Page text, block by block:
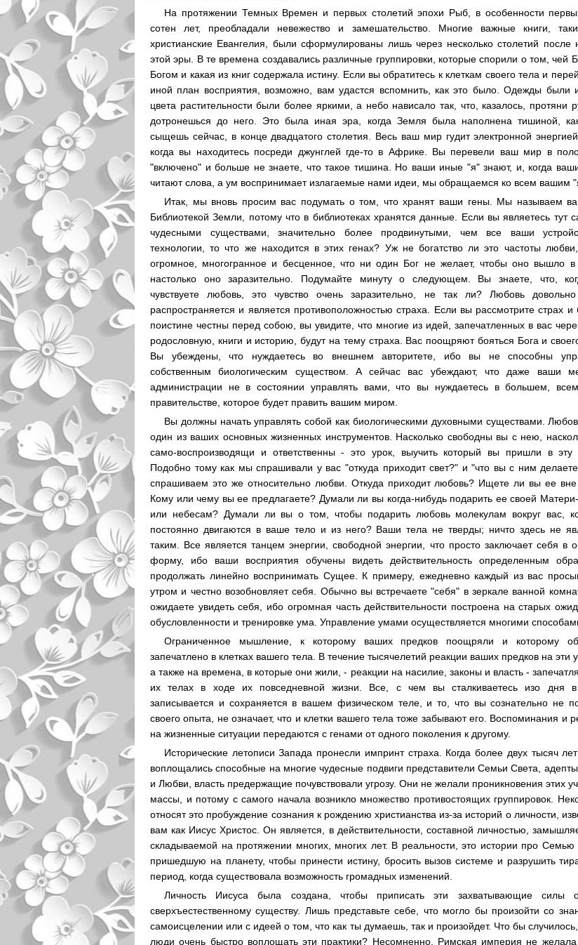
На протяжении Темных Времен и первых столетий эпохи Рыб, в особенности
сотен лет, преобладали невежество и замешательство. Многие важные книги,
христианские Евангелия, были сформулированы лишь через несколько столетий после
этой эры. В те времена создавались различные группировки, которые спорили о том, чей
Богом и какая из книг содержала истину. Если вы обратитесь к клеткам своего тела и
иной план восприятия, возможно, вам удастся вспомнить, как это было. Одежды были
цвета растительности были более яркими, а небо нависало так, что, казалось, протяни
дотронешься до него. Это была иная эра, когда Земля была наполнена тишиной,
сыщешь сейчас, в конце двадцатого столетия. Весь ваш мир гудит электронной
когда вы находитесь посреди джунглей где-то в Африке. Вы перевели ваш мир в
"включено" и больше не знаете, что такое тишина. Но ваши иные "я" знают, и, когда
читают слова, а ум воспринимает излагаемые нами идеи, мы обращаемся ко всем вашим
Итак, мы вновь просим вас подумать о том, что хранят ваши гены. Мы называем
Библиотекой Земли, потому что в библиотеках хранятся данные. Если вы являетесь тут
чудесными существами, значительно более продвинутыми, чем все ваши
технологии, то что же находится в этих генах? Уж не богатство ли это частоты
огромное, многогранное и бесценное, что ни один Бог не желает, чтобы оно вышло в
настолько оно заразительно. Подумайте минуту о следующем. Вы знаете, что,
чувствуете любовь, это чувство очень заразительно, не так ли? Любовь довольно
распространяется и является противоположностью страха. Если вы рассмотрите страх и
поистине честны перед собою, вы увидите, что многие из идей, запечатленных в вас
родословную, книги и историю, будут на тему страха. Вас поощряют бояться Бога и
Вы убеждены, что нуждаетесь во внешнем авторитете, ибо вы не способны
собственным биологическим существом. А сейчас вас убеждают, что даже ваши
администрации не в состоянии управлять вами, что вы нуждаетесь в большем,
правительстве, которое будет править вашим миром.
Вы должны начать управлять собой как биологическими духовными существами.
один из ваших основных жизненных инструментов. Насколько свободны вы с нею,
само-воспроизводящи и ответственны - это урок, выучить который вы пришли в эту
Подобно тому как мы спрашивали у вас "откуда приходит свет?" и "что вы с ним
спрашиваем это же относительно любви. Откуда приходит любовь? Ищете ли вы ее
Кому или чему вы ее предлагаете? Думали ли вы когда-нибудь подарить ее своей
или небесам? Думали ли вы о том, чтобы подарить любовь молекулам вокруг вас,
постоянно двигаются в ваше тело и из него? Ваши тела не тверды; ничто здесь не
таким. Все является танцем энергии, свободной энергии, что просто заключает себя в
форму, ибо ваши восприятия обучены видеть действительность определенным
продолжать линейно воспринимать Сущее. К примеру, ежедневно каждый из вас
утром и честно возобновляет себя. Обычно вы встречаете "себя" в зеркале ванной
ожидаете увидеть себя, ибо огромная часть действительности построена на старых
обусловленности и тренировке ума. Управление умами осуществляется многими
Ограниченное мышление, к которому ваших предков поощряли и которому
запечатлено в клетках вашего тела. В течение тысячелетий реакции ваших предков на эти
а также на времена, в которые они жили, - реакции на насилие, законы и власть -
их телах в ходе их повседневной жизни. Все, с чем вы сталкиваетесь изо дня в
записывается и сохраняется в вашем физическом теле, и то, что вы сознательно не
своего опыта, не означает, что и клетки вашего тела тоже забывают его. Воспоминания и
на жизненные ситуации передаются с генами от одного поколения к другому.
Исторические летописи Запада пронесли импринт страха. Когда более двух тысяч
воплощались способные на многие чудесные подвиги представители Семьи Света,
и Любви, власть предержащие почувствовали угрозу. Они не желали проникновения этих
массы, и потому с самого начала возникло множество противостоящих группировок.
относят это пробуждение сознания к рождению христианства из-за историй о личности,
вам как Иисус Христос. Он является, в действительности, составной личностью,
складываемой на протяжении многих, многих лет. В реальности, это истории про Семью
пришедшую на планету, чтобы принести истину, бросить вызов системе и разрушить
период, когда существовала возможность громадных изменений.
Личность Иисуса была создана, чтобы приписать эти захватывающие силы
сверхъестественному существу. Лишь представьте себе, что могло бы произойти со
самоисцелении или с идеей о том, что как ты думаешь, так и произойдет. Что бы
люди очень быстро воплощать эти практики? Несомненно, Римская империя не